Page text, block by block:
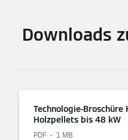
Downloads
Technologie-Broschüre
Holzpellets bis 48 kW
PDF 1 MB